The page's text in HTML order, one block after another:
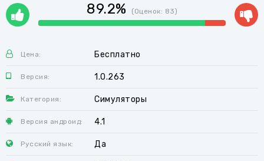
89.2% (Оценок: 83)
Цена: Бесплатно
Версия: 1.0.263
Категория: Симуляторы
Версия андроид: 4.1
Русский язык: Да